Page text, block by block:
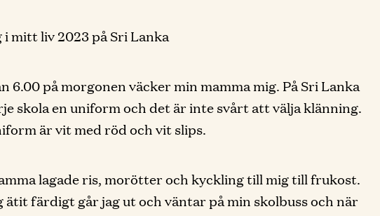
i mitt liv 2023 på Sri Lanka
6.00 på morgonen väcker min mamma mig. På Sri Lanka
skola en uniform och det är inte svårt att välja klänning.
är vit med röd och vit slips.
lagade ris, morötter och kyckling till mig till frukost.
ätit färdigt går jag ut och väntar på min skolbuss och när